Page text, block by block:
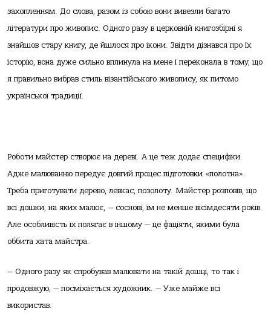
захопленням. До слова, разом із собою вони вивезли багато
літератури про живопис. Одного разу в церковній книгозбірні я
знайшов стару книгу, де йшлося про ікони. Звідти дізнався про їх
історію, вона дуже сильно вплинула на мене і переконала в тому, що
я правильно вибрав стиль візантійського живопису, як питомо
української традиції.
Роботи майстер створює на дереві. А це теж додає специфіки.
Адже малюванню передує довгий процес підготовки «полотна».
Треба приготувати дерево, левкас, позолоту. Майстер розповів, що
всі дошки, на яких малює, — соснові, їм не менше вісімдесяти років.
Але особливість їх полягає в іншому — це фаціяти, якими була
оббита хата майстра.
— Одного разу як спробував малювати на такій дошці, то так і
продовжую, — посміхається художник. — Уже майже всі
використав.